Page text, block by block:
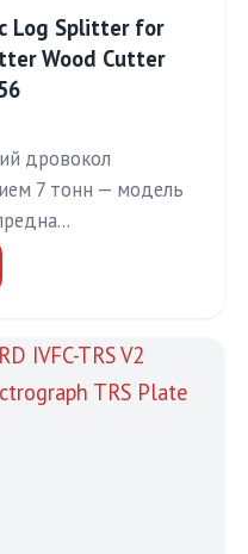
Log Splitter for
Wood Cutter
дровокол
7 тонн — модель